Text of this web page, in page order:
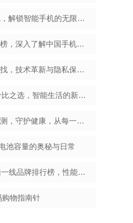
小米Mix 2S刷机包，解锁智能手机的无限可能
国产手机十大排名榜，深入了解中国手机市场的佼佼者
华为云服务定位查找，技术革新与隐私保护的双重奏
华为nova2s，性价比之选，智能生活的新伙伴
青岛市北区核酸检测，守护健康，从每一次检测开始
池容量的奥秘与日常
2023年笔记本电脑一线品牌排行榜，性能、创新与用户满意度的综合考量
购物指南针